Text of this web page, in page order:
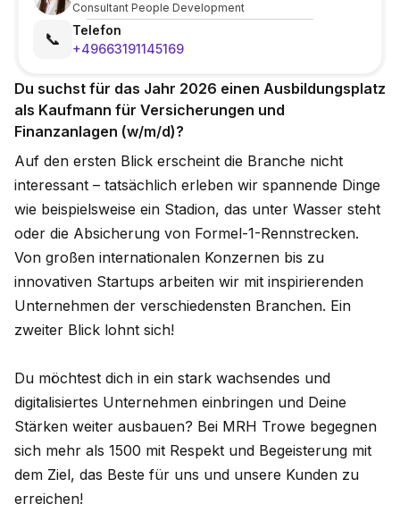
Du suchst für das Jahr 2026 einen Ausbildungsplatz
als Kaufmann für Versicherungen und
Finanzanlagen (w/m/d)?
Auf den ersten Blick erscheint die Branche nicht
interessant – tatsächlich erleben wir spannende Dinge
wie beispielsweise ein Stadion, das unter Wasser steht
oder die Absicherung von Formel-1-Rennstrecken.
Von großen internationalen Konzernen bis zu
innovativen Startups arbeiten wir mit inspirierenden
Unternehmen der verschiedensten Branchen. Ein
zweiter Blick lohnt sich!
Du möchtest dich in ein stark wachsendes und
digitalisiertes Unternehmen ein­bringen und Deine
Stärken weiter ausbauen? Bei MRH Trowe begegnen
sich mehr als 1500 mit Respekt und Begeisterung mit
dem Ziel, das Beste für uns und unsere Kunden zu
erreichen!
Consultant People Development
📞
Telefon
+49663191145169